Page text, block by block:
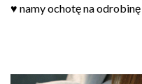
♥ namy ochotę na odrobinę